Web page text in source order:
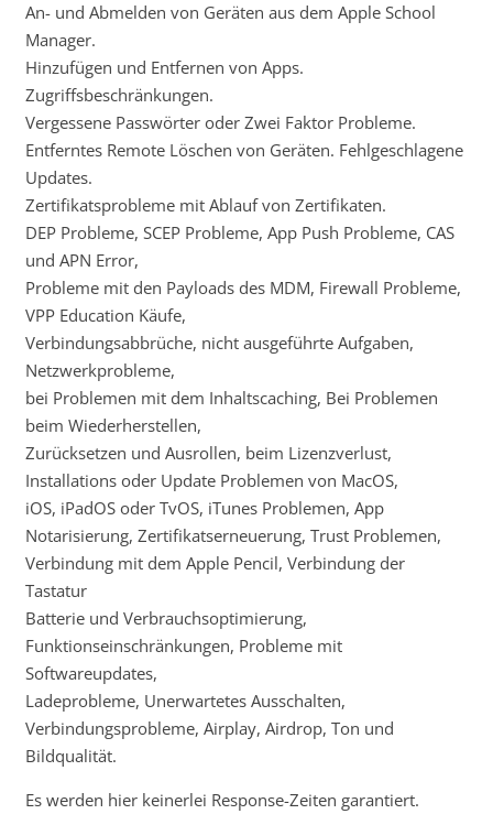
An- und Abmelden von Geräten aus dem Apple School
Manager.
Hinzufügen und Entfernen von Apps.
Zugriffsbeschränkungen.
Vergessene Passwörter oder Zwei Faktor Probleme.
Entferntes Remote Löschen von Geräten. Fehlgeschlagene
Updates.
Zertifikatsprobleme mit Ablauf von Zertifikaten.
DEP Probleme, SCEP Probleme, App Push Probleme, CAS
und APN Error,
Probleme mit den Payloads des MDM, Firewall Probleme,
VPP Education Käufe,
Verbindungsabbrüche, nicht ausgeführte Aufgaben,
Netzwerkprobleme,
bei Problemen mit dem Inhaltscaching, Bei Problemen
beim Wiederherstellen,
Zurücksetzen und Ausrollen, beim Lizenzverlust,
Installations oder Update Problemen von MacOS,
iOS, iPadOS oder TvOS, iTunes Problemen, App
Notarisierung, Zertifikatserneuerung, Trust Problemen,
Verbindung mit dem Apple Pencil, Verbindung der
Tastatur
Batterie und Verbrauchsoptimierung,
Funktionseinschränkungen, Probleme mit
Softwareupdates,
Ladeprobleme, Unerwartetes Ausschalten,
Verbindungsprobleme, Airplay, Airdrop, Ton und
Bildqualität.
Es werden hier keinerlei Response-Zeiten garantiert.